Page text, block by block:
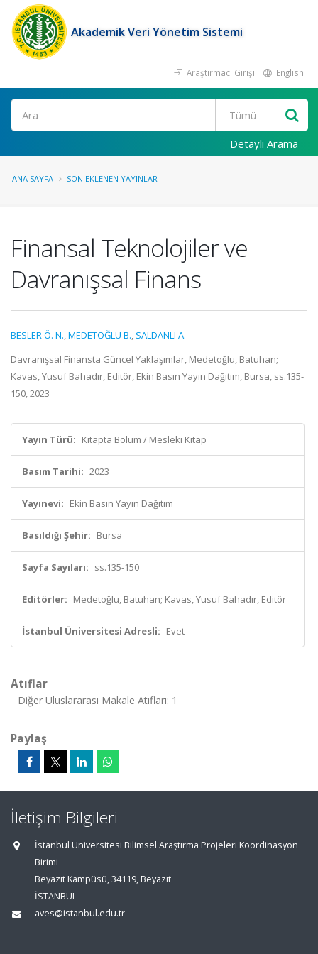
Akademik Veri Yönetim Sistemi
Araştırmacı Girişi English
Ara
Detaylı Arama
ANA SAYFA SON EKLENEN YAYINLAR
Finansal Teknolojiler ve
Davranışsal Finans
BESLER Ö. N.,MEDETOĞLU B., SALDANLI A.
Davranışsal Finansta Güncel Yaklaşımlar, Medetoğlu, Batuhan;
Kavas, Yusuf Bahadır, Editör, Ekin Basın Yayın Dağıtım, Bursa, ss.135-
150, 2023
Yayın Türü: Kitapta Bölüm / Mesleki Kitap
Basım Tarihi: 2023
Yayınevi: Ekin Basın Yayın Dağıtım
Basıldığı Şehir: Bursa
Sayfa Sayıları: ss.135-150
Editörler: Medetoğlu, Batuhan; Kavas, Yusuf Bahadır, Editör
İstanbul Üniversitesi Adresli: Evet
Atıflar
Diğer Uluslararası Makale Atıfları: 1
Paylaş
İletişim Bilgileri
İstanbul Üniversitesi Bilimsel Araştırma Projeleri Koordinasyon
Birimi
Beyazıt Kampüsü, 34119, Beyazıt
İSTANBUL
aves@istanbul.edu.tr